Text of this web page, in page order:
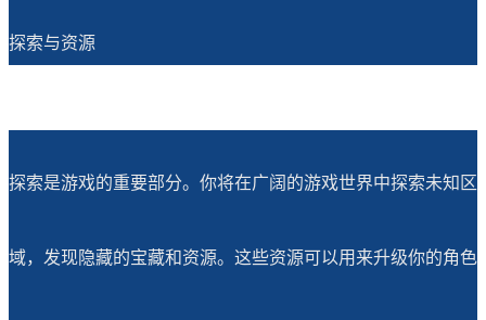
探索与资源
探索是游戏的重要部分。你将在广阔的游戏世界中探索未知区
域，发现隐藏的宝藏和资源。这些资源可以用来升级你的角色